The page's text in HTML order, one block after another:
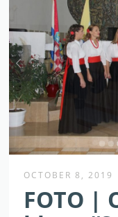
OCTOBER 8, 2019
FOTO |